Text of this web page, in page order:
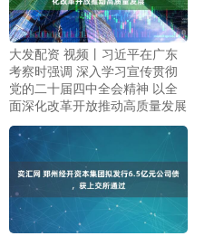
大发配资 视频丨习近平在广东
考察时强调 深入学习宣传贯彻
党的二十届四中全会精神 以全
面深化改革开放推动高质量发展